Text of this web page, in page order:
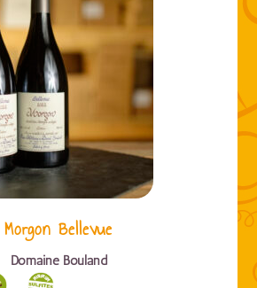
Morgon Bellevue
Domaine Bouland